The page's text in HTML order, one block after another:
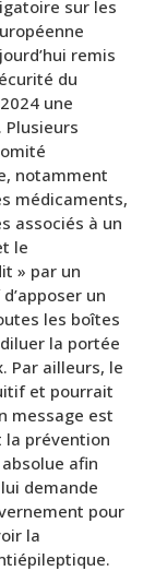
sur les
remis
du
une
notamment
médicaments,
associés à un
le
» par un
un
les boîtes
la portée
Par ailleurs, le
et pourrait
message est
prévention
afin
demande
pour
la